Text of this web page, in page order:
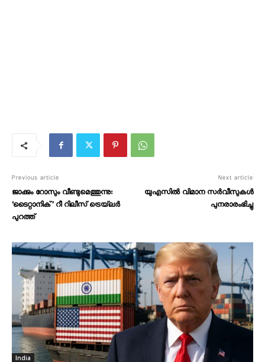
Previous article
ജാക്കും റോസും വീണ്ടുമെത്തുന്നു:
‘ടൈറ്റാനിക്’ റീ റിലീസ് ട്രെയ്‌ലർ
പുറത്ത്
Next article
യുഎസിൽ വിമാന സർവീസുകൾ
പുനരാരംഭിച്ചു
India